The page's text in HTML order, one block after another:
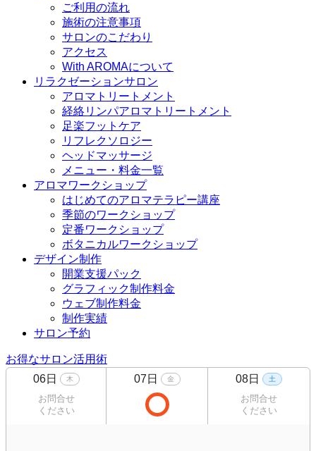
ご利用の流れ
施術の注意事項
サロンのこだわり
アクセス
With AROMAについて
リラクゼーションサロン
アロマトリートメント
経絡リンパアロマトリートメント
足楽フットケア
リフレクソロジー
ヘッドマッサージ
メニュー・料金一覧
アロマワークショップ
はじめてのアロマテラピー講座
季節のワークショップ
定番ワークショップ
ボタニカルワークショップ
デザイン制作
開業支援パック
グラフィック制作料金
ウェブ制作料金
制作実績
サロン予約
お得なサロン活用術